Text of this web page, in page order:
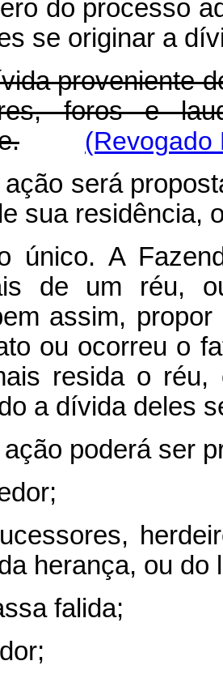
do processo
se originar a
proveniente
foros e
(Revogado
ação será
sua residência,
único. A
de um réu,
assim,
ou ocorreu o
resida o
a dívida deles
ação poderá ser
herança, ou do
falida;